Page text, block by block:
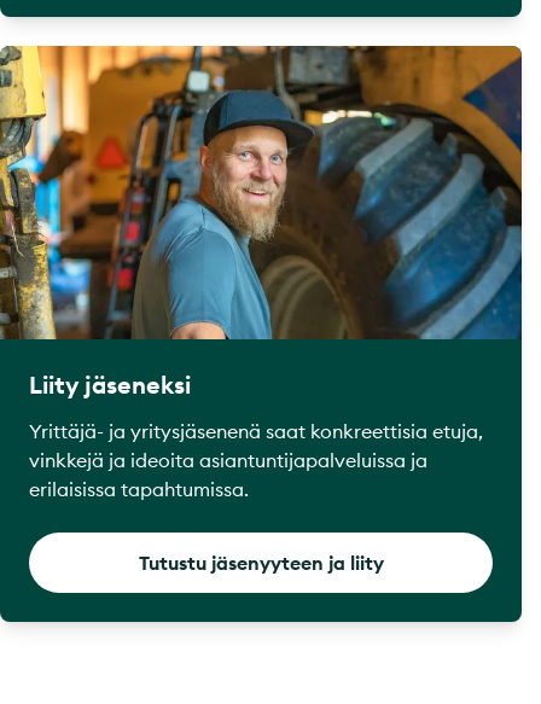
Liity jäseneksi
Yrittäjä- ja yritysjäsenenä saat konkreettisia etuja,
vinkkejä ja ideoita asiantuntijapalveluissa ja
erilaisissa tapahtumissa.
Tutustu jäsenyyteen ja liity